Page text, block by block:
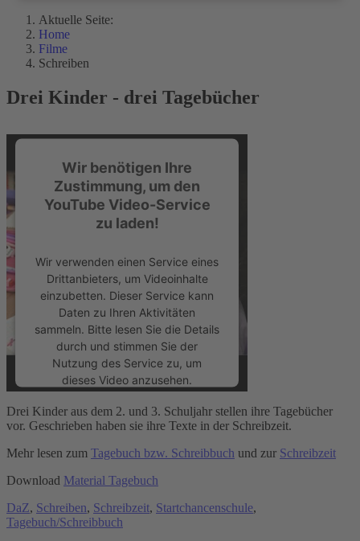
Aktuelle Seite:
Home
Filme
Schreiben
Drei Kinder - drei Tagebücher
Wir benötigen Ihre
Zustimmung, um den
YouTube Video-Service
zu laden!
Wir verwenden einen Service eines
Drittanbieters, um Videoinhalte
einzubetten. Dieser Service kann
Daten zu Ihren Aktivitäten
sammeln. Bitte lesen Sie die Details
durch und stimmen Sie der
Nutzung des Service zu, um
dieses Video anzusehen.
Mehr Informationen
Akzeptieren
powered byUsercentrics Consent
Management Platform &eRecht24
Drei Kinder aus dem 2. und 3. Schuljahr stellen ihre Tagebücher
vor. Geschrieben haben sie ihre Texte in der Schreibzeit.
Mehr lesen zum Tagebuch bzw. Schreibbuch und zur Schreibzeit
Download Material Tagebuch
DaZ, Schreiben, Schreibzeit, Startchancenschule,
Tagebuch/Schreibbuch